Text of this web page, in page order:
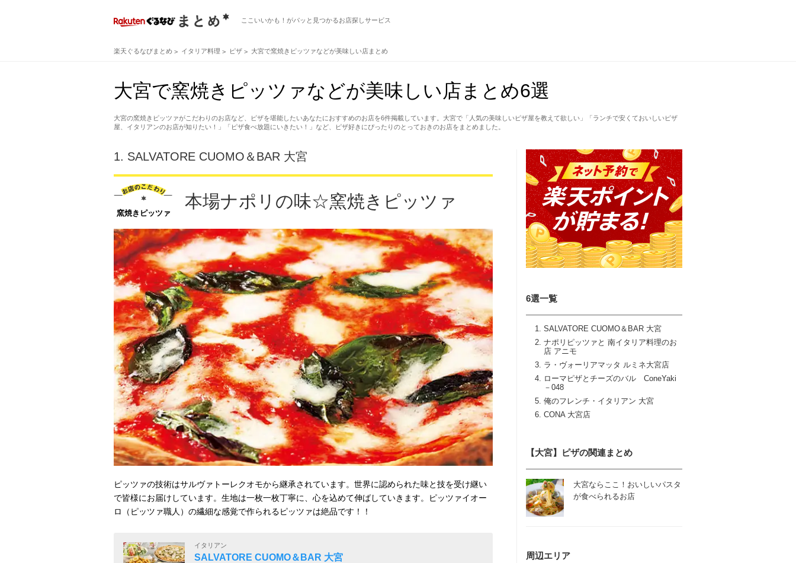
ここいいかも！がパッと見つかるお店探しサービス
楽天ぐるなびまとめ イタリア料理 ピザ 大宮で窯焼きピッツァなどが美味しい店まとめ
大宮で窯焼きピッツァなどが美味しい店まとめ6選
大宮の窯焼きピッツァがこだわりのお店など、ピザを堪能したいあなたにおすすめのお店を6件掲載しています。大宮で「人気の美味しいピザ屋を教えて欲しい」「ランチで安くておいしいピザ
屋、イタリアンのお店が知りたい！」「ピザ食べ放題にいきたい！」など、ピザ好きにぴったりのとっておきのお店をまとめました。
6選一覧
SALVATORE CUOMO＆BAR 大宮
ナポリピッツァと 南イタリア料理のお
店 アニモ
ラ・ヴォーリアマッタ ルミネ大宮店
ローマピザとチーズのバル ConeYaki
－048
俺のフレンチ・イタリアン 大宮
CONA 大宮店
1. SALVATORE CUOMO＆BAR 大宮
窯焼きピッツァ
本場ナポリの味☆窯焼きピッツァ
ピッツァの技術はサルヴァトーレクオモから継承されています。世界に認められた味と技を受け継い
で皆様にお届けしています。生地は一枚一枚丁寧に、心を込めて伸ばしていきます。ピッツァイオー
ロ（ピッツァ職人）の繊細な感覚で作られるピッツァは絶品です！！
イタリアン
SALVATORE CUOMO＆BAR 大宮
【大宮】ピザの関連まとめ
大宮ならここ！おいしいパスタ
が食べられるお店
周辺エリア